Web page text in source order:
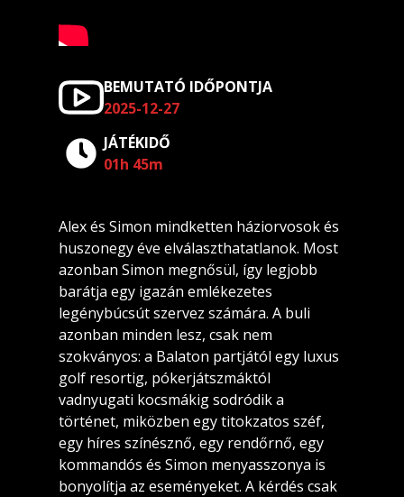
BEMUTATÓ IDŐPONTJA
2025-12-27
JÁTÉKIDŐ
01h 45m
Alex és Simon mindketten háziorvosok és
huszonegy éve elválaszthatatlanok. Most
azonban Simon megnősül, így legjobb
barátja egy igazán emlékezetes
legénybúcsút szervez számára. A buli
azonban minden lesz, csak nem
szokványos: a Balaton partjától egy luxus
golf resortig, pókerjátszmáktól
vadnyugati kocsmákig sodródik a
történet, miközben egy titokzatos széf,
egy híres színésznő, egy rendőrnő, egy
kommandós és Simon menyasszonya is
bonyolítja az eseményeket. A kérdés csak